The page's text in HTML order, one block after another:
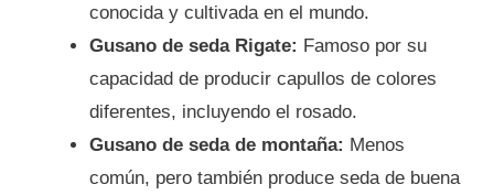
conocida y cultivada en el mundo.
Gusano de seda Rigate: Famoso por su
capacidad de producir capullos de colores
diferentes, incluyendo el rosado.
Gusano de seda de montaña: Menos
común, pero también produce seda de buena